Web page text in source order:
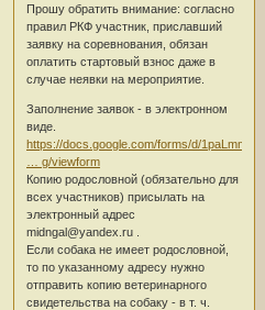
Прошу обратить внимание: согласно
правил РКФ участник, приславший
заявку на соревнования, обязан
оплатить стартовый взнос даже в
случае неявки на мероприятие.
Заполнение заявок - в электронном
виде.
https://docs.google.com/forms/d/1paLmml
… g/viewform
Копию родословной (обязательно для
всех участников) присылать на
электронный адрес
midngal@yandex.ru .
Если собака не имеет родословной,
то по указанному адресу нужно
отправить копию ветеринарного
свидетельства на собаку - в т. ч.